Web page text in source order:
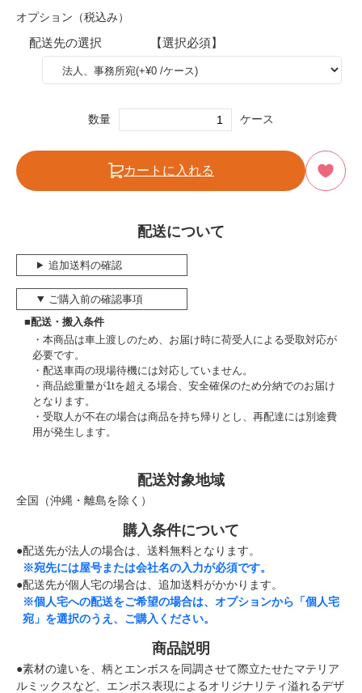
オプション（税込み）
配送先の選択 【選択必須】
数量 ケース
カートに入れる
配送について
追加送料の確認
ご購入前の確認事項
■配送・搬入条件
本商品は車上渡しのため、お届け時に荷受人による受取対応が
必要です。
配送車両の現場待機には対応していません。
商品総重量が1tを超える場合、安全確保のため分納でのお届け
となります。
受取人が不在の場合は商品を持ち帰りとし、再配達には別途費
用が発生します。
配送対象地域
全国（沖縄・離島を除く）
購入条件について
●配送先が法人の場合は、送料無料となります。
※宛先には屋号または会社名の入力が必須です。
●配送先が個人宅の場合は、追加送料がかかります。
※個人宅への配送をご希望の場合は、オプションから「個人宅
宛」を選択のうえ、ご購入ください。
商品説明
●素材の違いを、柄とエンボスを同調させて際立たせたマテリア
ルミックスなど、エンボス表現によるオリジナリティ溢れるデザ